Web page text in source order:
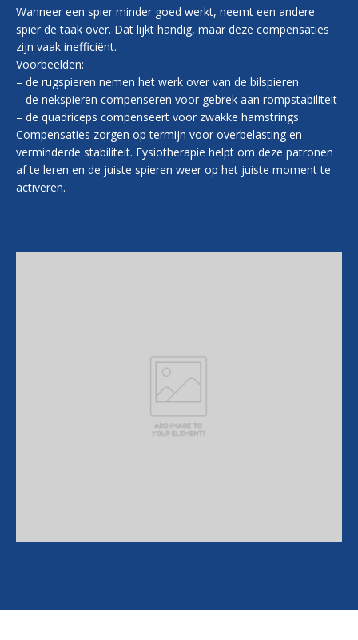
Wanneer een spier minder goed werkt, neemt een andere
spier de taak over. Dat lijkt handig, maar deze compensaties
zijn vaak inefficiënt.
Voorbeelden:
– de rugspieren nemen het werk over van de bilspieren
– de nekspieren compenseren voor gebrek aan rompstabiliteit
– de quadriceps compenseert voor zwakke hamstrings
Compensaties zorgen op termijn voor overbelasting en
verminderde stabiliteit. Fysiotherapie helpt om deze patronen
af te leren en de juiste spieren weer op het juiste moment te
activeren.